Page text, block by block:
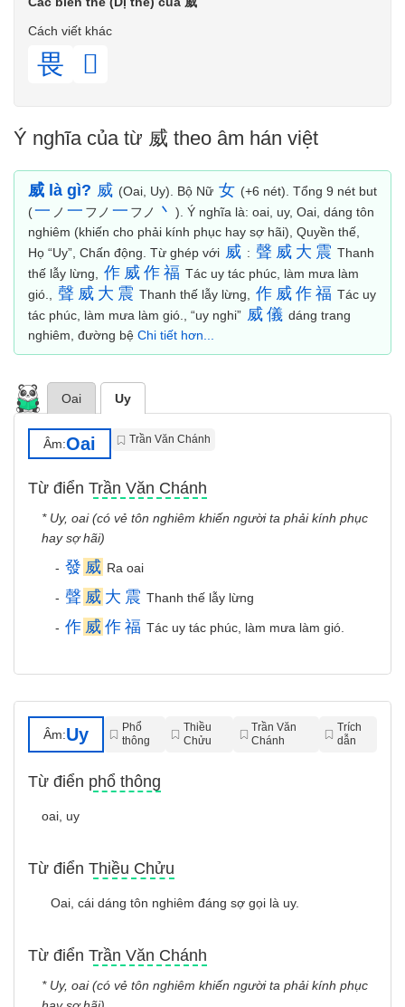
Cách viết khác
畏 𤰴
Ý nghĩa của từ 威 theo âm hán việt
威 là gì? 威 (Oai, Uy). Bộ Nữ 女 (+6 nét). Tổng 9 nét but
(一 ノ 一 フノ 一 フノ 丶 ). Ý nghĩa là: oai, uy, Oai, dáng tôn
nghiêm (khiến cho phải kính phục hay sợ hãi), Quyền thế,
Họ “Uy”, Chấn động. Từ ghép với 威 : 聲 威 大 震 Thanh
thế lẫy lừng,
作 威 作 福 Tác uy tác phúc, làm mưa làm
gió.,
聲 威 大 震 Thanh thế lẫy lừng, 作 威 作 福 Tác uy
tác phúc, làm mưa làm gió., “uy nghi” 威 儀 dáng trang
nghiêm, đường bệ Chi tiết hơn...
Oai Uy
Âm:Oai Trần Văn Chánh
Từ điển Trần Văn Chánh
* Uy, oai (có vẻ tôn nghiêm khiến người ta phải kính phục
hay sợ hãi)
- 發 威 Ra oai
- 聲 威 大 震 Thanh thế lẫy lừng
- 作 威 作 福 Tác uy tác phúc, làm mưa làm gió.
Âm:Uy
Phổ
thông
Thiều
Chửu
Trần Văn
Chánh
Trích
dẫn
Từ điển phổ thông
oai, uy
Từ điển Thiều Chửu
Oai, cái dáng tôn nghiêm đáng sợ gọi là uy.
Từ điển Trần Văn Chánh
* Uy, oai (có vẻ tôn nghiêm khiến người ta phải kính phục